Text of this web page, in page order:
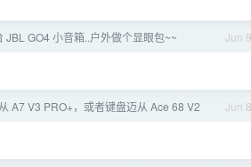
Jun 9
GO4 小音箱..户外做个显眼包~~
Jun 8
A7 V3 PRO+，或者键盘迈从 Ace 68 V2